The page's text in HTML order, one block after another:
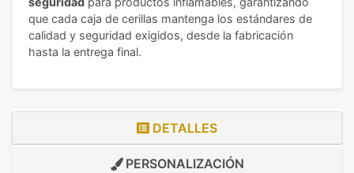
que cada caja de cerillas mantenga los estándares de
calidad y seguridad exigidos, desde la fabricación
hasta la entrega final.
DETALLES
PERSONALIZACIÓN